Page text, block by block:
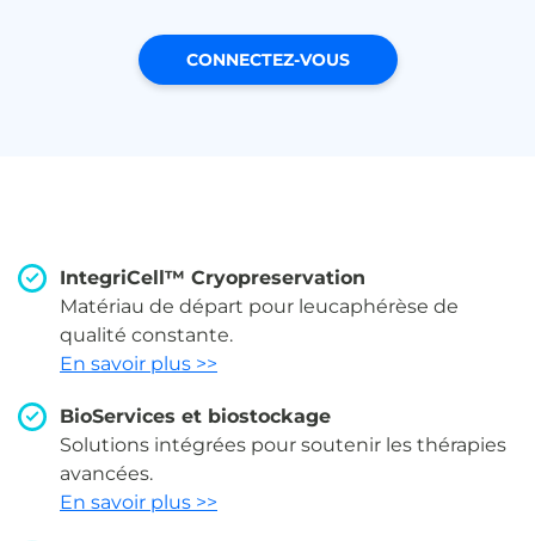
CONNECTEZ-VOUS
IntegriCell™ Cryopreservation
Matériau de départ pour leucaphérèse de
qualité constante.
En savoir plus >>
BioServices et biostockage
Solutions intégrées pour soutenir les thérapies
avancées.
En savoir plus >>